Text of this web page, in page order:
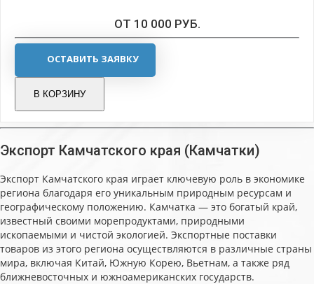
ОТ 10 000 РУБ.
ОСТАВИТЬ ЗАЯВКУ
В КОРЗИНУ
Экспорт Камчатского края (Камчатки)
Экспорт Камчатского края играет ключевую роль в экономике
региона благодаря его уникальным природным ресурсам и
географическому положению. Камчатка — это богатый край,
известный своими морепродуктами, природными
ископаемыми и чистой экологией. Экспортные поставки
товаров из этого региона осуществляются в различные страны
мира, включая Китай, Южную Корею, Вьетнам, а также ряд
ближневосточных и южноамериканских государств.